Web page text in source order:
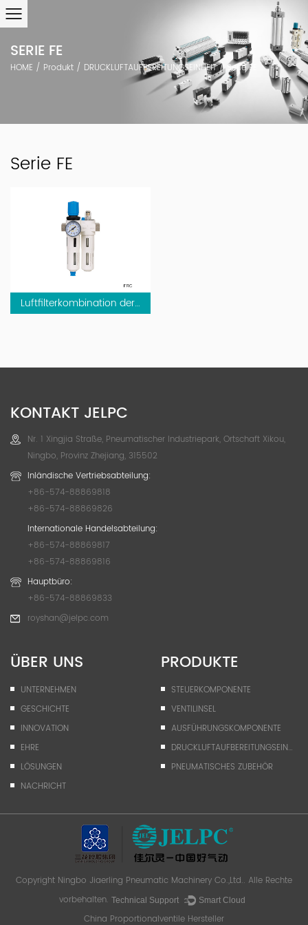
SERIE FE
HOME / Produkt / DRUCKLUFTAUFBEREITUNGSEINHEIT/ Serie FE
Serie FE
Luftfilterkombination der Fe -Serie (2 Kombination)
KONTAKT JELPC
Nr. 1 Xingjia Straße, Pneumatischer Industriepark, Ortschaft Xikou,
Ningbo, Provinz Zhejiang, 315502
Inländische Vertriebsabteilung:
+86-574-88869818
+86-574-88869826
Internationale Handelsabteilung:
+86-574-88869817
+86-574-88869816
Hauptbüro:
+86-574-88869833
royshan@jelpc.com
ÜBER UNS
UNTERNEHMEN
GESCHICHTE
INNOVATION
EHRE
LÖSUNGEN
NACHRICHT
PRODUKTE
STEUERKOMPONENTE
VENTILINSEL
AUSFÜHRUNGSKOMPONENTE
DRUCKLUFTAUFBEREITUNGSEINHEIT
PNEUMATISCHES ZUBEHÖR
Copyright Ningbo Jiaerling Pneumatic Machinery Co.,Ltd.. Alle Rechte
vorbehalten. Technical Support ： Smart Cloud
China Proportionalventile Hersteller